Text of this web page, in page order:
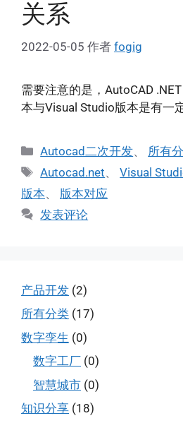
关系
2022-05-05 作者 fogig
需要注意的是，AutoCAD
本与Visual Studio版本是有一
分
类
Autocad二次开发、 所有
标
签
Autocad.net、Visual
版本、 版本对应
发表评论
产品开发 (2)
所有分类 (17)
数字孪生 (0)
数字工厂 (0)
智慧城市 (0)
知识分享 (18)